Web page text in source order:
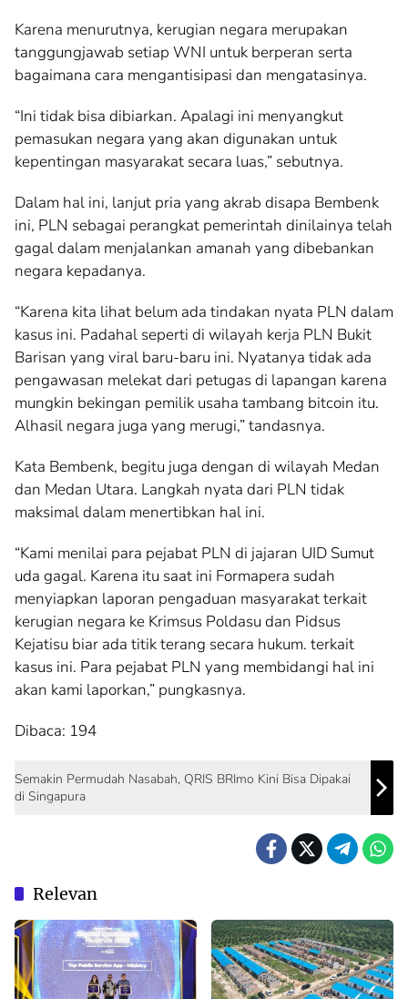
Karena menurutnya, kerugian negara merupakan
tanggungjawab setiap WNI untuk berperan serta
bagaimana cara mengantisipasi dan mengatasinya.
“Ini tidak bisa dibiarkan. Apalagi ini menyangkut
pemasukan negara yang akan digunakan untuk
kepentingan masyarakat secara luas,” sebutnya.
Dalam hal ini, lanjut pria yang akrab disapa Bembenk
ini, PLN sebagai perangkat pemerintah dinilainya telah
gagal dalam menjalankan amanah yang dibebankan
negara kepadanya.
“Karena kita lihat belum ada tindakan nyata PLN dalam
kasus ini. Padahal seperti di wilayah kerja PLN Bukit
Barisan yang viral baru-baru ini. Nyatanya tidak ada
pengawasan melekat dari petugas di lapangan karena
mungkin bekingan pemilik usaha tambang bitcoin itu.
Alhasil negara juga yang merugi,” tandasnya.
Kata Bembenk, begitu juga dengan di wilayah Medan
dan Medan Utara. Langkah nyata dari PLN tidak
maksimal dalam menertibkan hal ini.
“Kami menilai para pejabat PLN di jajaran UID Sumut
uda gagal. Karena itu saat ini Formapera sudah
menyiapkan laporan pengaduan masyarakat terkait
kerugian negara ke Krimsus Poldasu dan Pidsus
Kejatisu biar ada titik terang secara hukum. terkait
kasus ini. Para pejabat PLN yang membidangi hal ini
akan kami laporkan,” pungkasnya.
Dibaca: 194
Semakin Permudah Nasabah, QRIS BRImo Kini Bisa Dipakai
di Singapura
Relevan